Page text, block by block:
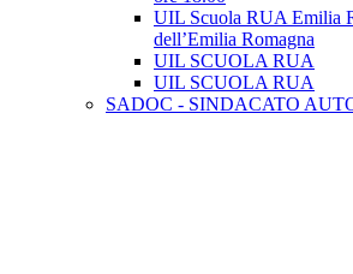
UIL Scuola RUA Emilia
dell’Emilia Romagna
UIL SCUOLA RUA
UIL SCUOLA RUA
SADOC - SINDACATO